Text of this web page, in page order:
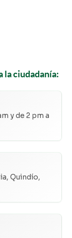
la ciudadanía:
y de 2 pm a
Quindío,